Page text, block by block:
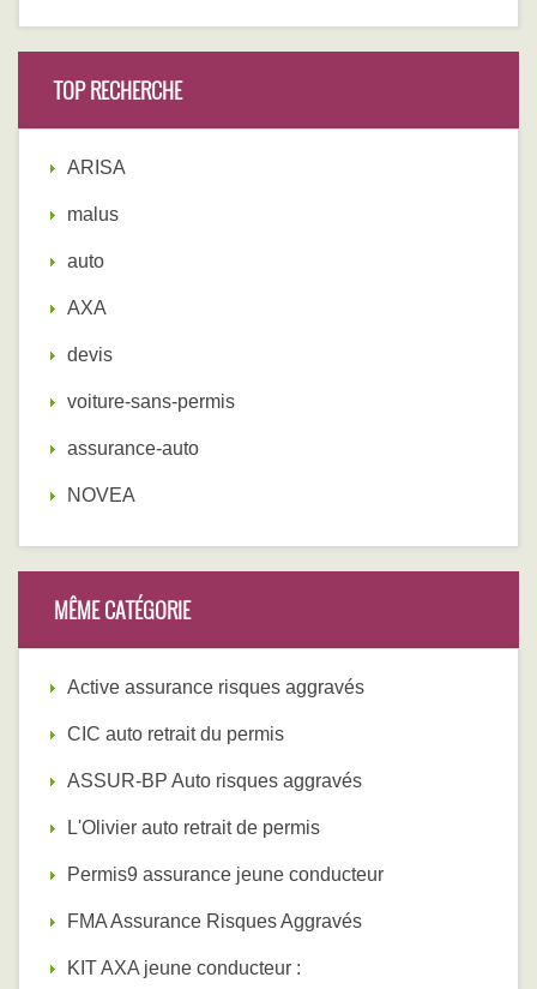
TOP RECHERCHE
ARISA
malus
auto
AXA
devis
voiture-sans-permis
assurance-auto
NOVEA
MÊME CATÉGORIE
Active assurance risques aggravés
CIC auto retrait du permis
ASSUR-BP Auto risques aggravés
L'Olivier auto retrait de permis
Permis9 assurance jeune conducteur
FMA Assurance Risques Aggravés
KIT AXA jeune conducteur :